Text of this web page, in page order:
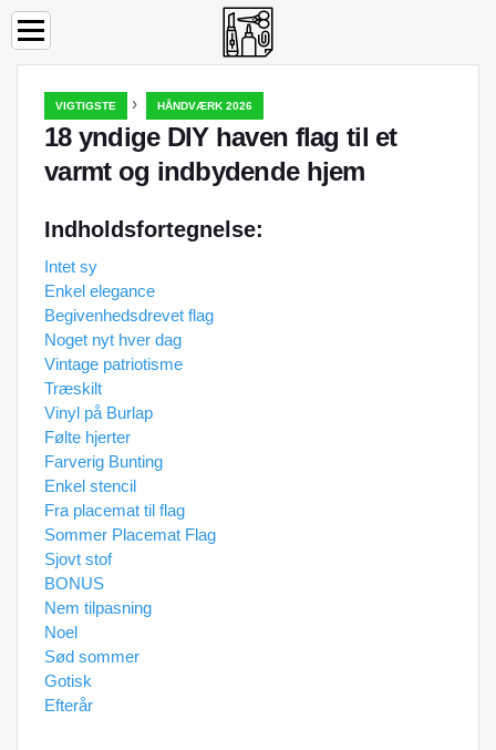
VIGTIGSTE › HÅNDVÆRK 2026
18 yndige DIY haven flag til et
varmt og indbydende hjem
Indholdsfortegnelse:
Intet sy
Enkel elegance
Begivenhedsdrevet flag
Noget nyt hver dag
Vintage patriotisme
Træskilt
Vinyl på Burlap
Følte hjerter
Farverig Bunting
Enkel stencil
Fra placemat til flag
Sommer Placemat Flag
Sjovt stof
BONUS
Nem tilpasning
Noel
Sød sommer
Gotisk
Efterår